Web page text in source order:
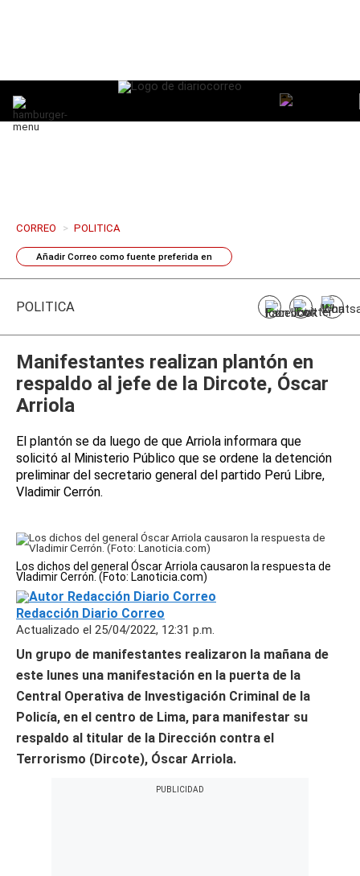
CORREO > POLITICA
Añadir Correo como fuente preferida en
POLÍTICA
Manifestantes realizan plantón en
respaldo al jefe de la Dircote, Óscar
Arriola
El plantón se da luego de que Arriola informara que
solicitó al Ministerio Público que se ordene la detención
preliminar del secretario general del partido Perú Libre,
Vladimir Cerrón.
Los dichos del general Óscar Arriola causaron la respuesta de
Vladimir Cerrón. (Foto: Lanoticia.com)
Redacción Diario Correo
Actualizado el 25/04/2022, 12:31 p.m.
Un grupo de manifestantes realizaron la mañana de
este lunes una manifestación en la puerta de la
Central Operativa de Investigación Criminal de la
Policía, en el centro de Lima, para manifestar su
respaldo al titular de la Dirección contra el
Terrorismo (Dircote), Óscar Arriola.